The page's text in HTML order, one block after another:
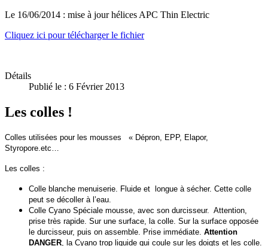
Le 16/06/2014 : mise à jour hélices APC Thin Electric
Cliquez ici pour télécharger le fichier
Détails
Publié le : 6 Février 2013
Les colles !
Colles utilisées pour les mousses « Dépron, EPP, Elapor,
Styropore.etc…
Les colles :
Colle blanche menuiserie. Fluide et longue à sécher. Cette colle
peut se décoller à l’eau.
Colle Cyano Spéciale mousse, avec son durcisseur. Attention,
prise très rapide. Sur une surface, la colle. Sur la surface opposée
le durcisseur, puis on assemble. Prise immédiate. Attention
DANGER, la Cyano trop liquide qui coule sur les doigts et les colle.